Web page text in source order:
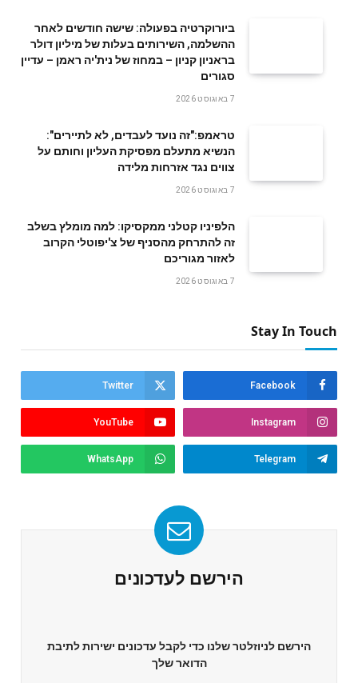
ביורוקרטיה בפעולה: שישה חודשים לאחר
ההשלמה, השירותים בעלות של מיליון דולר
בראניון קניון – במחוז של נית'יה ראמן – עדיין
סגורים
7 באוגוסט 2026
טראמפ:"זה נועד לעבדים, לא לתיירים":
הנשיא מתעלם מפסיקת העליון וחותם על
צווים נגד אזרחות מלידה
7 באוגוסט 2026
הלפיניו קטלני ממקסיקו: למה מומלץ בשלב
זה להתרחק מהסניף של צ'יפוטלי הקרוב
לאזור מגוריכם
7 באוגוסט 2026
Stay In Touch
Facebook
Twitter
Instagram
YouTube
Telegram
WhatsApp
הירשם לעדכונים
הירשם לניוזלטר שלנו כדי לקבל עדכונים ישירות לתיבת
הדואר שלך